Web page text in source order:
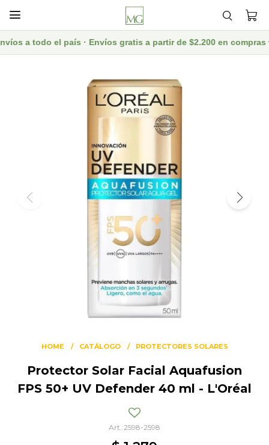

a todo el país · Envíos gratis a partir de $2.200 en compras
HOME CATÁLOGO PROTECTORES SOLARES
Protector Solar Facial Aquafusion
FPS 50+ UV Defender 40 ml - L'Oréal
2598-2598